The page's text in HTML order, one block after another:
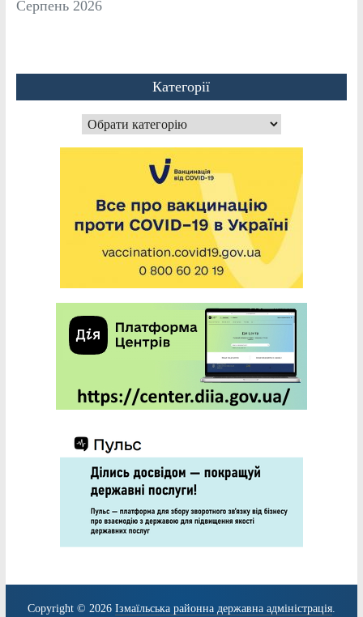
Серпень 2026
Категорії
Категорії
Copyright © 2026 Ізмаїльська районна державна адміністрація.